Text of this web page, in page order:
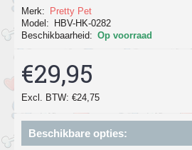
Merk:
Pretty Pet
Model:
HBV-HK-0282
Beschikbaarheid: Op voorraad
€29,95
Excl. BTW: €24,75
Beschikbare opties: